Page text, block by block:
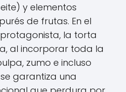
y elementos
de frutas. En el
la torta
al incorporar toda la
zumo e incluso
garantiza una